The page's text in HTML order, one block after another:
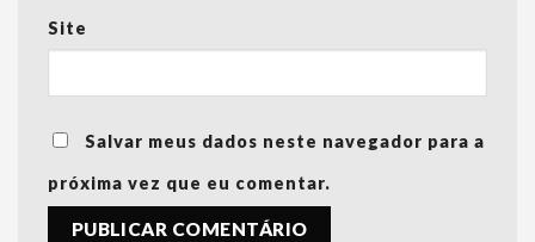
Site
Salvar meus dados neste navegador para a
próxima vez que eu comentar.